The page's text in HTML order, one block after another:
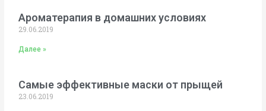
Ароматерапия в домашних условиях
29.06.2019
Далее »
Самые эффективные маски от прыщей
23.06.2019